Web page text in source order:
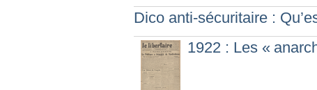
Dico anti-sécuritaire :
1922 : Les «